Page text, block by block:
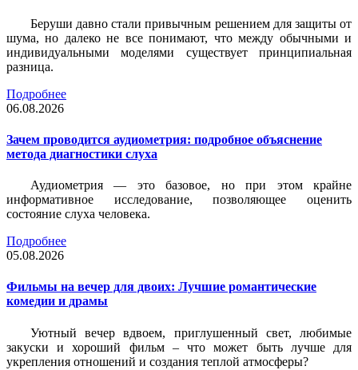
Беруши давно стали привычным решением для защиты от
шума, но далеко не все понимают, что между обычными и
индивидуальными моделями существует принципиальная
разница.
Подробнее
06.08.2026
Зачем проводится аудиометрия: подробное объяснение
метода диагностики слуха
Аудиометрия — это базовое, но при этом крайне
информативное исследование, позволяющее оценить
состояние слуха человека.
Подробнее
05.08.2026
Фильмы на вечер для двоих: Лучшие романтические
комедии и драмы
Уютный вечер вдвоем, приглушенный свет, любимые
закуски и хороший фильм – что может быть лучше для
укрепления отношений и создания теплой атмосферы?